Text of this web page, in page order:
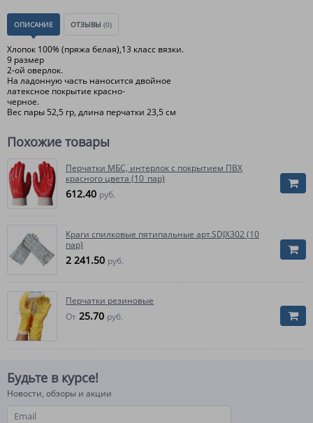
ОПИСАНИЕ ОТЗЫВЫ (0)
Хлопок 100% (пряжа белая),13 класс вязки.
9 размер
2-ой оверлок.
На ладонную часть наносится двойное
латексное покрытие красно-
черное.
Вес пары 52,5 гр, длина перчатки 23,5 см
Похожие товары
Перчатки МБС, интерлок с покрытием ПВХ
красного цвета (10_пар)
612.40 руб.
Краги спилковые пятипальные арт.SDJX302 (10
пар)
2 241.50 руб.
Перчатки резиновые
От 25.70 руб.
Будьте в курсе!
Новости, обзоры и акции